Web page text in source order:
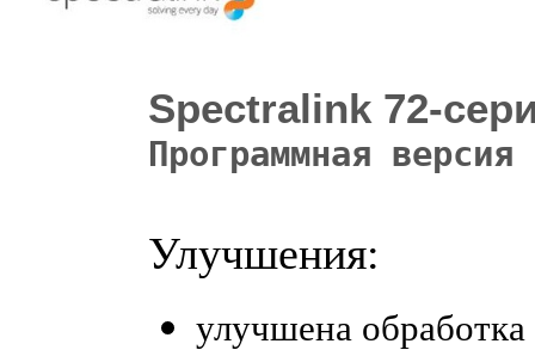
Spectralink 72-
Программная версия
Улучшения:
улучшена